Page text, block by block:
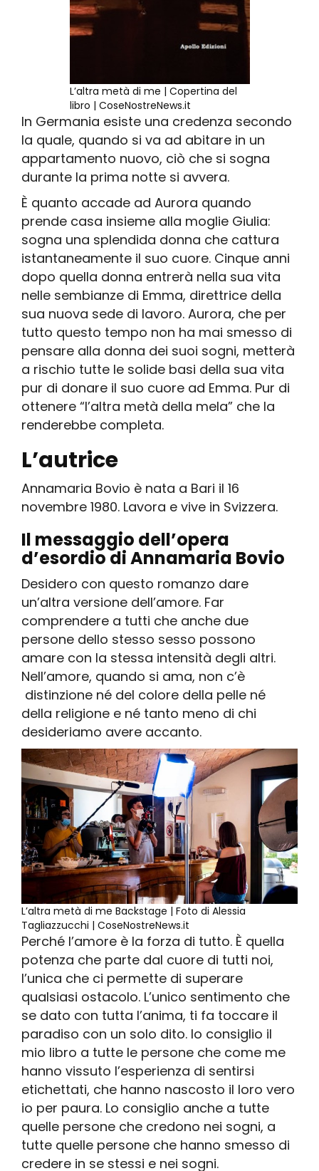
L’altra metà di me | Copertina del
libro | CoseNostreNews.it
In Germania esiste una credenza secondo
la quale, quando si va ad abitare in un
appartamento nuovo, ciò che si sogna
durante la prima notte si avvera.
È quanto accade ad Aurora quando
prende casa insieme alla moglie Giulia:
sogna una splendida donna che cattura
istantaneamente il suo cuore. Cinque anni
dopo quella donna entrerà nella sua vita
nelle sembianze di Emma, direttrice della
sua nuova sede di lavoro. Aurora, che per
tutto questo tempo non ha mai smesso di
pensare alla donna dei suoi sogni, metterà
a rischio tutte le solide basi della sua vita
pur di donare il suo cuore ad Emma. Pur di
ottenere “l’altra metà della mela” che la
renderebbe completa.
L’autrice
Annamaria Bovio è nata a Bari il 16
novembre 1980. Lavora e vive in Svizzera.
Il messaggio dell’opera
d’esordio di Annamaria Bovio
Desidero con questo romanzo dare
un’altra versione dell’amore. Far
comprendere a tutti che anche due
persone dello stesso sesso possono
amare con la stessa intensità degli altri.
Nell’amore, quando si ama, non c’è
distinzione né del colore della pelle né
della religione e né tanto meno di chi
desideriamo avere accanto.
L’altra metà di me Backstage | Foto di Alessia
Tagliazzucchi | CoseNostreNews.it
Perché l’amore è la forza di tutto. È quella
potenza che parte dal cuore di tutti noi,
l’unica che ci permette di superare
qualsiasi ostacolo. L’unico sentimento che
se dato con tutta l’anima, ti fa toccare il
paradiso con un solo dito. Io consiglio il
mio libro a tutte le persone che come me
hanno vissuto l’esperienza di sentirsi
etichettati, che hanno nascosto il loro vero
io per paura. Lo consiglio anche a tutte
quelle persone che credono nei sogni, a
tutte quelle persone che hanno smesso di
credere in se stessi e nei sogni.